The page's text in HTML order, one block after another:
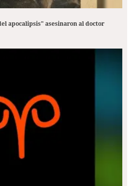
apocalipsis" asesinaron al doctor